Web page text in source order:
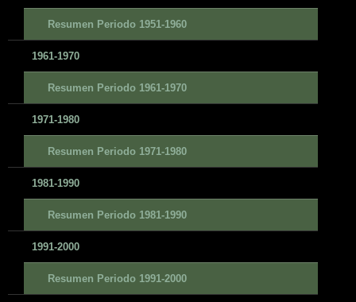
Resumen Periodo 1951-1960
1961-1970
Resumen Periodo 1961-1970
1971-1980
Resumen Periodo 1971-1980
1981-1990
Resumen Periodo 1981-1990
1991-2000
Resumen Periodo 1991-2000